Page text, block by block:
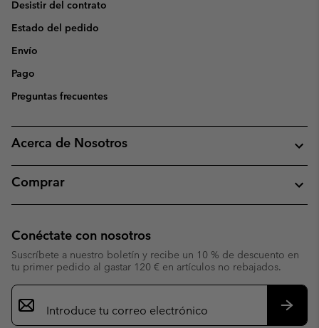
Desistir del contrato
Estado del pedido
Envío
Pago
Preguntas frecuentes
Acerca de Nosotros
Comprar
Conéctate con nosotros
Suscríbete a nuestro boletín y recibe un 10 % de descuento en
tu primer pedido al gastar 120 € en artículos no rebajados.
Suscripción
de
correo